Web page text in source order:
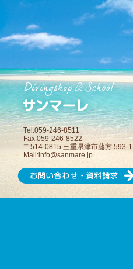
Tel:059-246-8511
Fax:059-246-8522
〒514-0815 三重県津市藤方 593-1
Mail:info@sanmare.jp